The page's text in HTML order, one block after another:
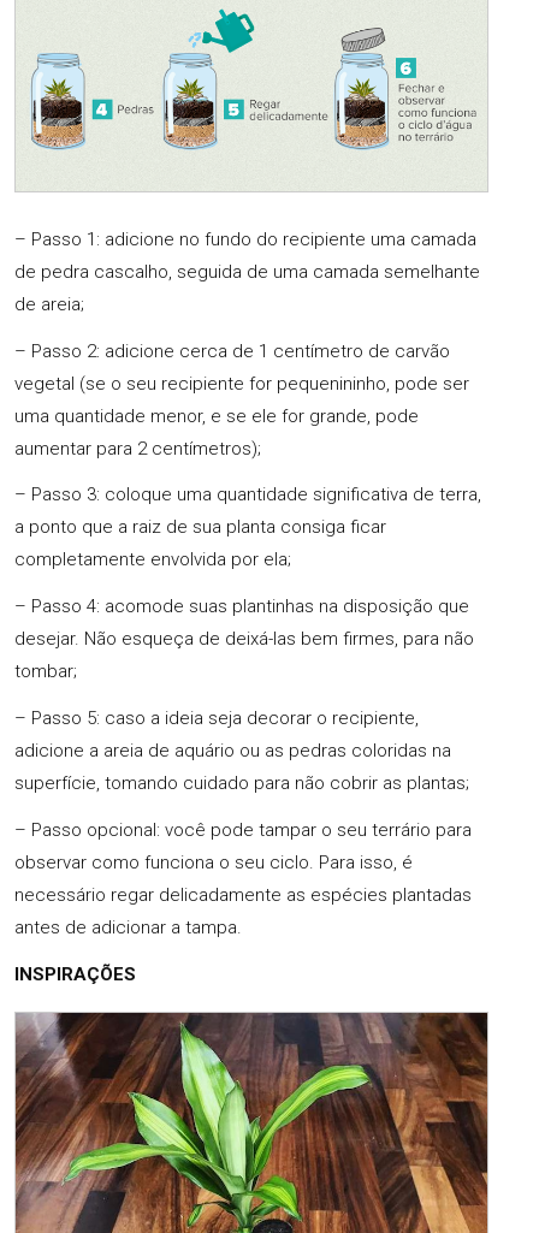
– Passo 1: adicione no fundo do recipiente uma camada
de pedra cascalho, seguida de uma camada semelhante
de areia;
– Passo 2: adicione cerca de 1 centímetro de carvão
vegetal (se o seu recipiente for pequenininho, pode ser
uma quantidade menor, e se ele for grande, pode
aumentar para 2 centímetros);
– Passo 3: coloque uma quantidade significativa de terra,
a ponto que a raiz de sua planta consiga ficar
completamente envolvida por ela;
– Passo 4: acomode suas plantinhas na disposição que
desejar. Não esqueça de deixá-las bem firmes, para não
tombar;
– Passo 5: caso a ideia seja decorar o recipiente,
adicione a areia de aquário ou as pedras coloridas na
superfície, tomando cuidado para não cobrir as plantas;
– Passo opcional: você pode tampar o seu terrário para
observar como funciona o seu ciclo. Para isso, é
necessário regar delicadamente as espécies plantadas
antes de adicionar a tampa.
INSPIRAÇÕES